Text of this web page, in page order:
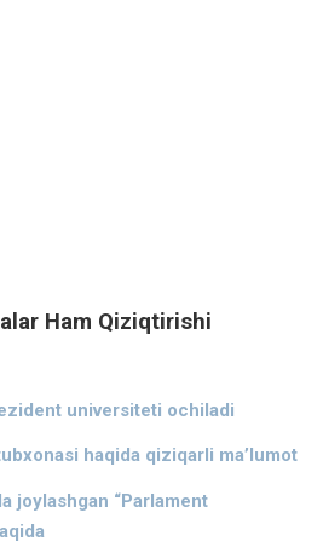
Ham Qiziqtirishi
universiteti ochiladi
haqida qiziqarli ma’lumot
joylashgan “Parlament